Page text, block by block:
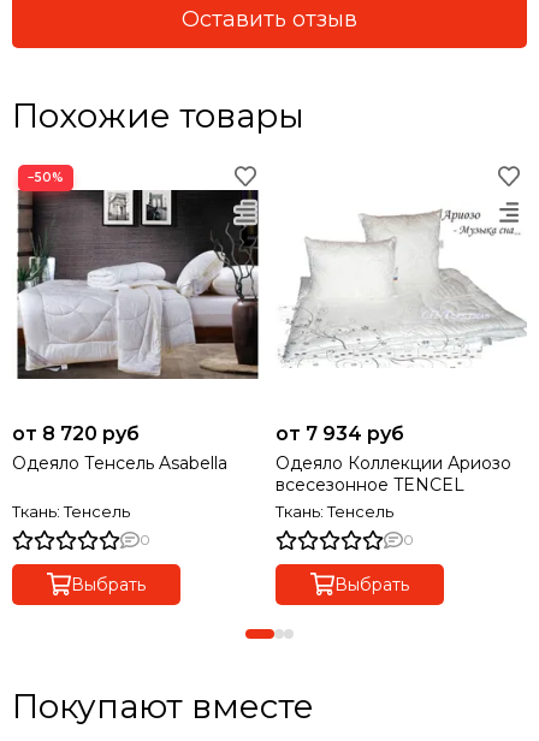
Оставить отзыв
Похожие товары
−50%
от 8 720 руб
Одеяло Тенсель Asabella
Ткань: Тенсель
0
Выбрать
от 7 934 руб
Одеяло Коллекции Ариозо
всесезонное TENCEL
Ткань: Тенсель
0
Выбрать
Покупают вместе